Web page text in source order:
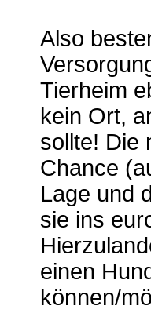
Also
Tierheim
kein Ort,
sollte! Die
Chance
Lage und
sie ins
einen
können/